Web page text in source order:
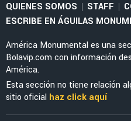
QUIENES SOMOS | STAFF |
ESCRIBE EN ÁGUILAS
América Monumental es una
Bolavip.com con información
América.
Esta sección no tiene relación
sitio oficial haz click aquí